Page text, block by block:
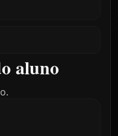
aluno